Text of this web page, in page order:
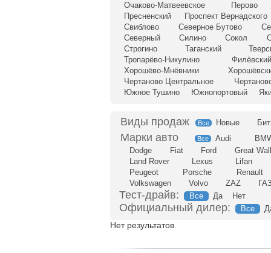
Очаково-Матвеевское
Перово
Пресненский
Проспект Вернадского
Свиблово
Северное Бутово
Северный
Силино Сокол
Строгино
Таганский
Тропарёво-Никулино
Хорошёво-Мнёвники
Чертаново Центральное
Южное Тушино
Южнопортовый
Все Новые
Все Audi
Dodge
Fiat Ford
Great
Land Rover
Lexus
Lifan
Peugeot
Porsche
Renault
Volkswagen
Volvo ZAZ
Тест-драйв: Все Да Нет
Официальный дилер: Все
Нет результатов.